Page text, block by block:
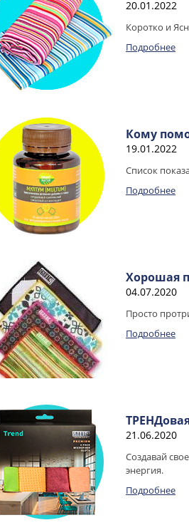
20.01.2022
Коротко и
Подробнее
Кому
19.01.2022
Список
Подробнее
Хорошая
04.07.2020
Просто
Подробнее
21.06.2020
Создавай
энергия.
Подробнее